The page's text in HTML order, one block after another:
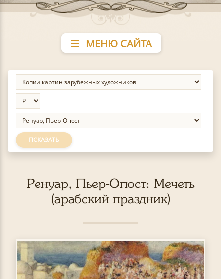
МЕНЮ САЙТА
ПОКАЗАТЬ
Ренуар, Пьер-Огюст: Мечеть
(арабский праздник)